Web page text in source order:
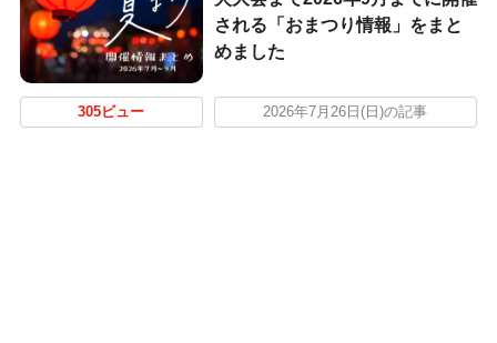
される「おまつり情報」をまと
めました
305ビュー 2026年7月26日(日)の記事